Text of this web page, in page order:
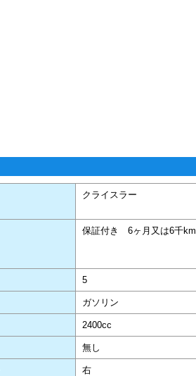
クライスラー
保証付き 6ヶ月又は6千km
5
ガソリン
2400cc
無し
右